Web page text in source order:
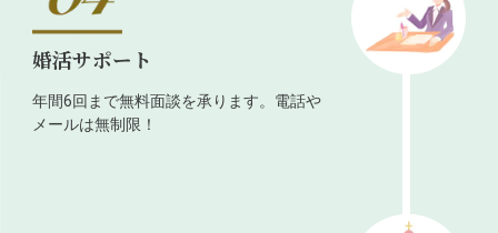
婚活サポート
年間6回まで無料面談を承ります。電話や
メールは無制限！